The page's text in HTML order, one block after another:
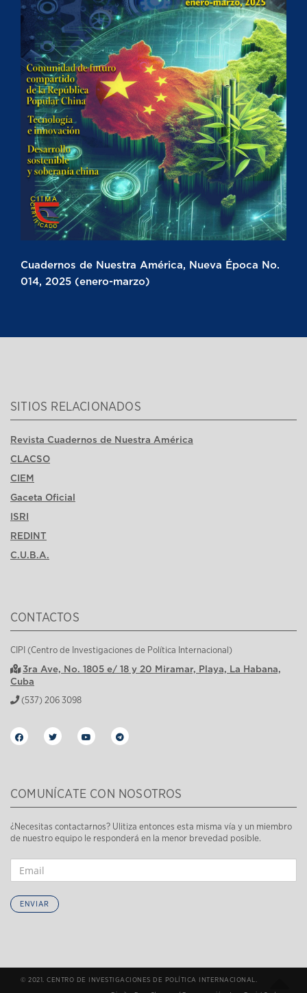
Cuadernos de Nuestra América, Nueva Época No.
014, 2025 (enero-marzo)
SITIOS RELACIONADOS
Revista Cuadernos de Nuestra América
CLACSO
CIEM
Gaceta Oficial
ISRI
REDINT
C.U.B.A.
CONTACTOS
CIPI (Centro de Investigaciones de Política Internacional)
3ra Ave, No. 1805 e/ 18 y 20 Miramar, Playa, La Habana,
Cuba
(537) 206 3098
COMUNÍCATE CON NOSOTROS
¿Necesitas contactarnos? Ulitiza entonces esta misma vía y un miembro
de nuestro equipo le responderá en la menor brevedad posible.
ENVIAR
© 2021. CENTRO DE INVESTIGACIONES DE POLÍTICA INTERNACIONAL.